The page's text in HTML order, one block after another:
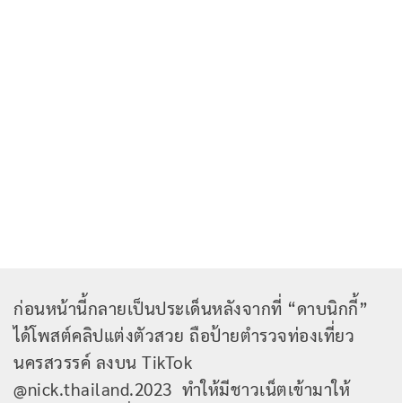
ก่อนหน้านี้กลายเป็นประเด็นหลังจากที่ “ดาบนิกกี้”
ได้โพสต์คลิปแต่งตัวสวย ถือป้ายตำรวจท่องเที่ยว
นครสวรรค์ ลงบน TikTok
@nick.thailand.2023 ทำให้มีชาวเน็ตเข้ามาให้